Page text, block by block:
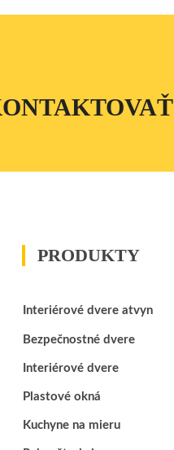
PRODUKTY
Interiérové dvere atvyn
Bezpečnostné dvere
Interiérové dvere
Plastové okná
Kuchyne na mieru